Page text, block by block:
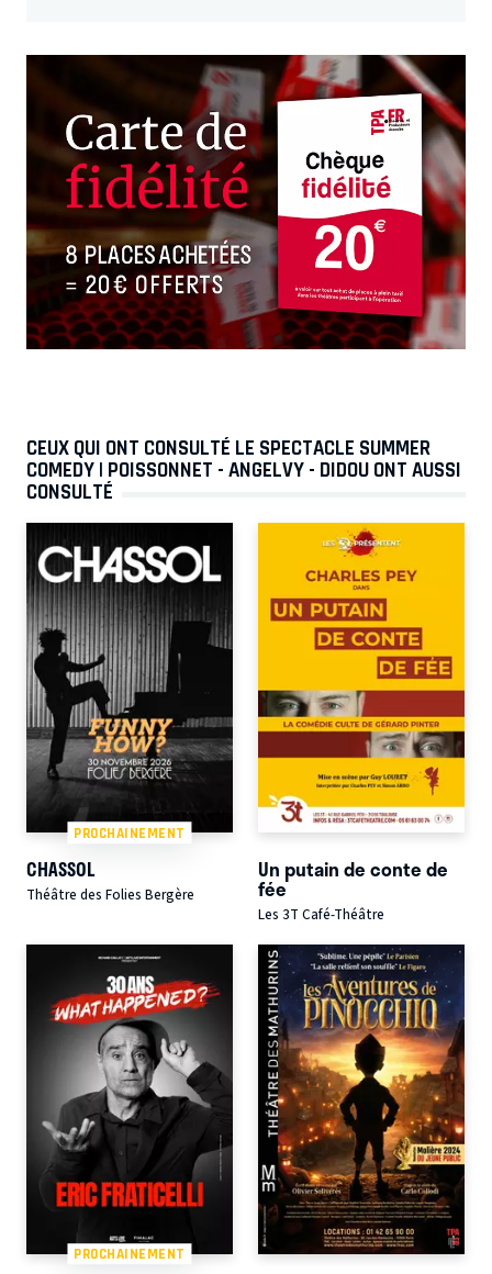
CEUX QUI ONT CONSULTÉ LE SPECTACLE SUMMER
COMEDY | POISSONNET - ANGELVY - DIDOU ONT AUSSI
CONSULTÉ
PROCHAINEMENT
CHASSOL
Théâtre des Folies Bergère
Un putain de conte de
fée
Les 3T Café-Théâtre
PROCHAINEMENT